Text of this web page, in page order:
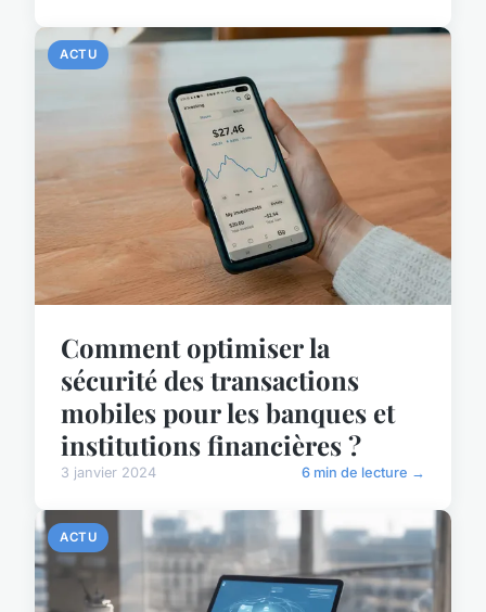
ACTU
Comment optimiser la
sécurité des transactions
mobiles pour les banques et
institutions financières ?
3 janvier 2024 6 min de lecture →
ACTU